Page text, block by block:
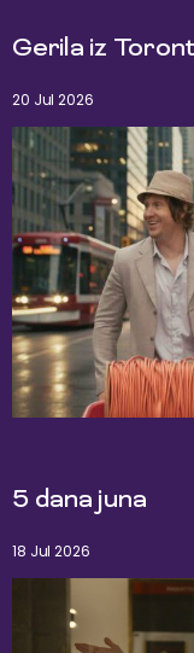
Gerila iz
20 Jul 2026
5 dana juna
18 Jul 2026